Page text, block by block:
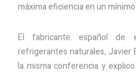
máxima eficiencia en un
El fabricante español
refrigerantes naturales, Javier
la misma conferencia y